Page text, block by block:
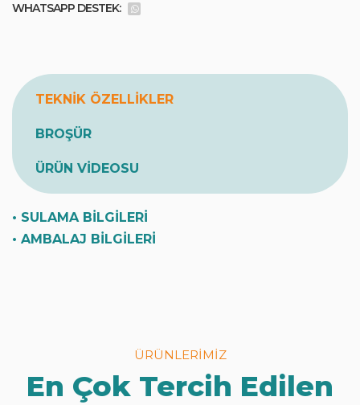
WHATSAPP DESTEK:
TEKNİK ÖZELLİKLER
BROŞÜR
ÜRÜN VİDEOSU
• SULAMA BİLGİLERİ
• AMBALAJ BİLGİLERİ
ÜRÜNLERİMİZ
En Çok Tercih Edilen